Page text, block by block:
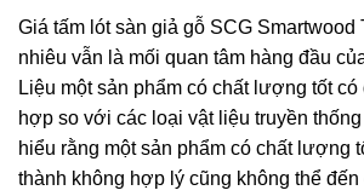
Giá tấm lót sàn giả gỗ SCG Smartwood
nhiêu vẫn là mối quan tâm hàng đầu
Liệu một sản phẩm có chất lượng tốt
hợp so với các loại vật liệu truyền
hiểu rằng một sản phẩm có chất lượng
thành không hợp lý cũng không thể